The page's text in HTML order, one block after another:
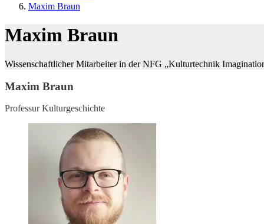
Maxim Braun
Maxim Braun
Wissenschaftlicher Mitarbeiter in der NFG „Kulturtechnik
Maxim Braun
Professur Kulturgeschichte